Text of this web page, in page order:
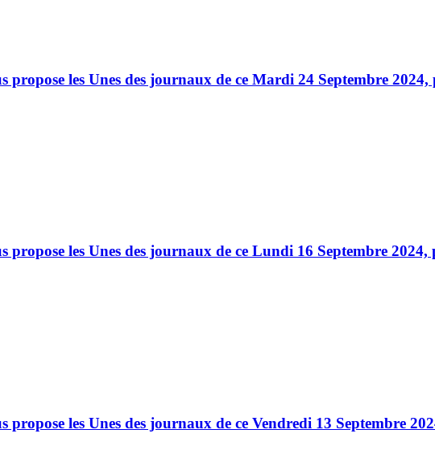
propose les Unes des journaux de ce Mardi 24 Septembre 2024,
propose les Unes des journaux de ce Lundi 16 Septembre 2024,
les Unes des journaux de ce Vendredi 13 Septembre